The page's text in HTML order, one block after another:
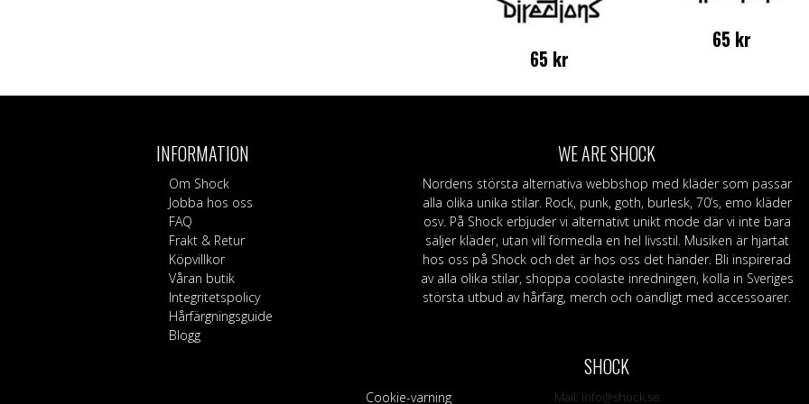
65 kr
65 kr
INFORMATION
Om Shock
Jobba hos oss
FAQ
Frakt & Retur
Köpvillkor
Våran butik
Integritetspolicy
Hårfärgningsguide
Blogg
WE ARE SHOCK
Nordens största alternativa webbshop med kläder som passar
alla olika unika stilar. Rock, punk, goth, burlesk, 70’s, emo kläder
osv. På Shock erbjuder vi alternativt unikt mode där vi inte bara
säljer kläder, utan vill förmedla en hel livsstil. Musiken är hjärtat
hos oss på Shock och det är hos oss det händer. Bli inspirerad
av alla olika stilar, shoppa coolaste inredningen, kolla in Sveriges
största utbud av hårfärg, merch och oändligt med accessoarer.
SHOCK
Mail: info@shock.se
Cookie-varning